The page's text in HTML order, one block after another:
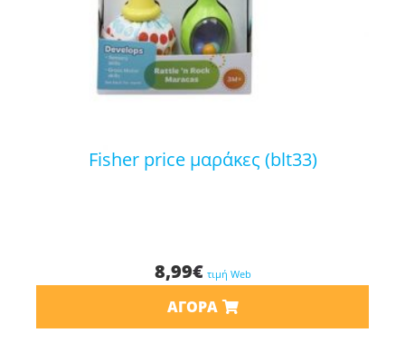
fisher price μαράκες (blt33)
8,99€ τιμή Web
ΑΓΟΡΆ